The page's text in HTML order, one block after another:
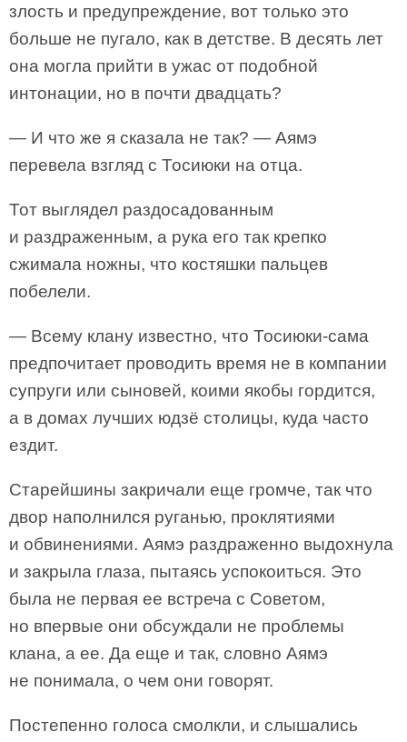
злость и предупреждение, вот только это
больше не пугало, как в детстве. В десять лет
она могла прийти в ужас от подобной
интонации, но в почти двадцать?
— И что же я сказала не так? — Аямэ
перевела взгляд с Тосиюки на отца.
Тот выглядел раздосадованным
и раздраженным, а рука его так крепко
сжимала ножны, что костяшки пальцев
побелели.
— Всему клану известно, что Тосиюки-сама
предпочитает проводить время не в компании
супруги или сыновей, коими якобы гордится,
а в домах лучших юдзё столицы, куда часто
ездит.
Старейшины закричали еще громче, так что
двор наполнился руганью, проклятиями
и обвинениями. Аямэ раздраженно выдохнула
и закрыла глаза, пытаясь успокоиться. Это
была не первая ее встреча с Советом,
но впервые они обсуждали не проблемы
клана, а ее. Да еще и так, словно Аямэ
не понимала, о чем они говорят.
Постепенно голоса смолкли, и слышались